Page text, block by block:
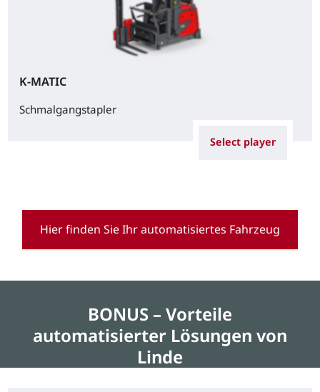
K-MATIC
Schmalgangstapler
Select player
Hier finden Sie Ihr automatisiertes Fahrzeug
BONUS – Vorteile
automatisierter Lösungen von
Linde